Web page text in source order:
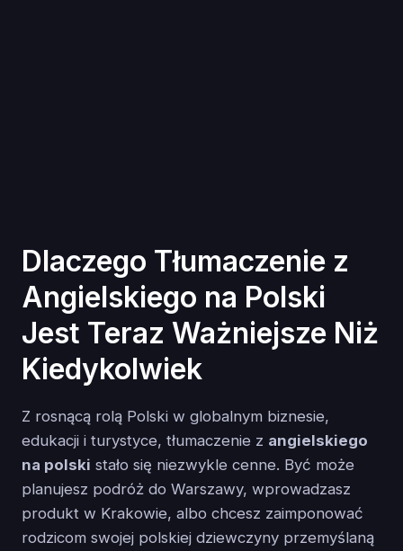
Dlaczego Tłumaczenie z
Angielskiego na Polski
Jest Teraz Ważniejsze Niż
Kiedykolwiek
Z rosnącą rolą Polski w globalnym biznesie,
edukacji i turystyce, tłumaczenie z angielskiego
na polski stało się niezwykle cenne. Być może
planujesz podróż do Warszawy, wprowadzasz
produkt w Krakowie, albo chcesz zaimponować
rodzicom swojej polskiej dziewczyny przemyślaną